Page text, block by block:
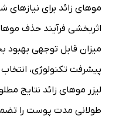
موهای زائد برای نیازهای
اثربخشی فرآیند حذف
میزان قابل توجهی بهبود
پیشرفت تکنولوژی،
لیزر موهای زائد نتایج
طولانی مدت پوست را